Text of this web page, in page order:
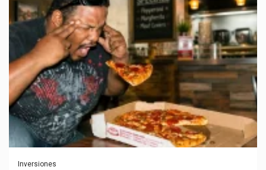
Inversiones